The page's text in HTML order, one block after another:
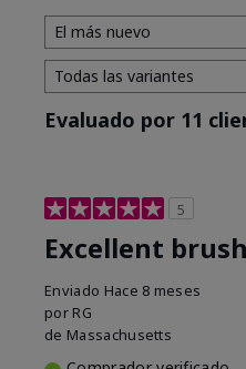
Evaluado por 11
5
Excellent
Enviado Hace 8 meses
por RG
de Massachusetts